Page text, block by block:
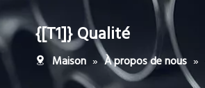
{[T1]} Qualité
Maison » À propos de nous »